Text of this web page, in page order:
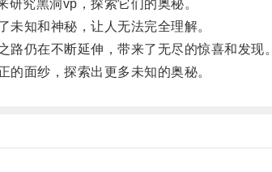
究黑洞vp，探索它们的奥秘。
知和神秘，让人无法完全理解。
仍在不断延伸，带来了无尽的惊喜和发现。
面纱，探索出更多未知的奥秘。